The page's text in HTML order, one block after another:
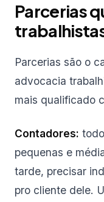
Parcerias
Parcerias são o
advocacia
mais qualificado
Contadores:
pequenas e
tarde, precisar
pro cliente dele.